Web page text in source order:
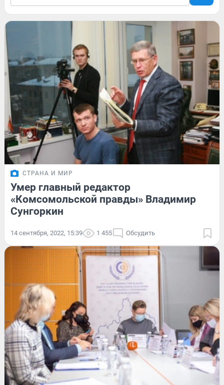
СТРАНА И МИР
Умер главный редактор
«Комсомольской правды» Владимир
Сунгоркин
14 сентября, 2022, 15:39 1 455 Обсудить